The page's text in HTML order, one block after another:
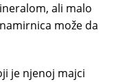
ali malo
može da
je njenoj majci